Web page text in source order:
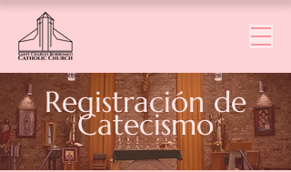
Registración de
Catecismo